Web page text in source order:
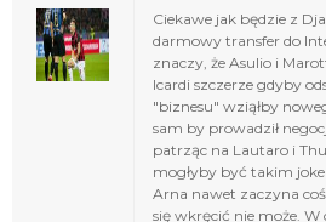
Ciekawe jak będzie z
darmowy transfer do
znaczy, że Asulio i
Icardi szczerze gdyby
"biznesu" wziąłby
sam by prowadził
patrząc na Lautaro i
mogłyby być takim
Arna nawet zaczyna
się wkręcić nie może. W